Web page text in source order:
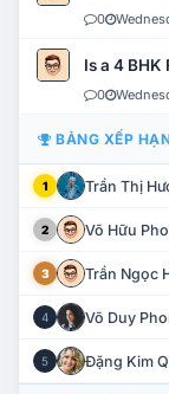
0
Is a 4 BHK
0
BẢNG XẾP
1 Trần Thị
2 Võ Hữu
3 Trần Ngọc
4 Võ Duy
5 Đặng Kim